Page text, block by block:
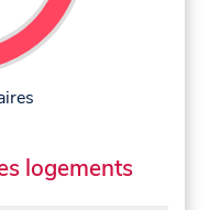
logements